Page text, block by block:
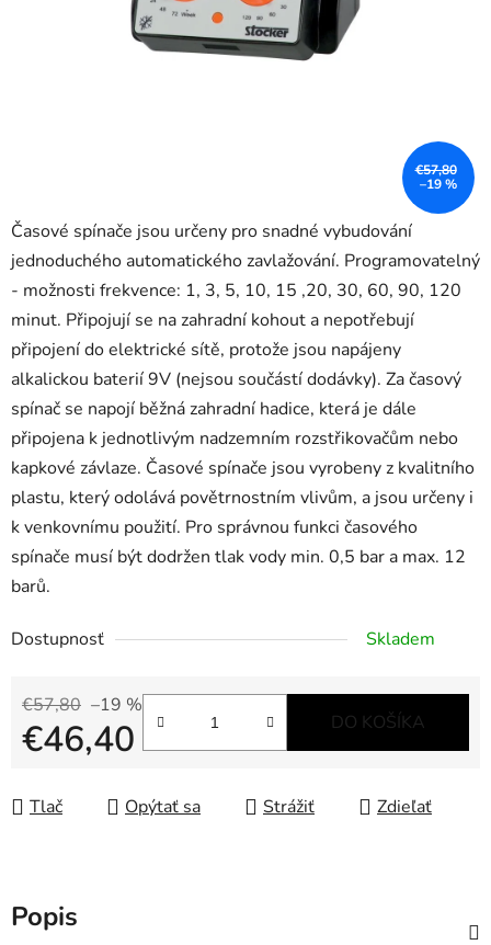
Časové spínače jsou určeny pro snadné vybudování
jednoduchého automatického zavlažování. Programovatelný
- možnosti frekvence: 1, 3, 5, 10, 15 ,20, 30, 60, 90, 120
minut. Připojují se na zahradní kohout a nepotřebují
připojení do elektrické sítě, protože jsou napájeny
alkalickou baterií 9V (nejsou součástí dodávky). Za časový
spínač se napojí běžná zahradní hadice, která je dále
připojena k jednotlivým nadzemním rozstřikovačům nebo
kapkové závlaze. Časové spínače jsou vyrobeny z kvalitního
plastu, který odolává povětrnostním vlivům, a jsou určeny i
k venkovnímu použití. Pro správnou funkci časového
spínače musí být dodržen tlak vody min. 0,5 bar a max. 12
barů.
Dostupnosť Skladem
€57,80 –19 %
€46,40 DO KOŠÍKA
Tlač Opýtať sa Strážiť Zdieľať
€57,80
–19 %
Popis